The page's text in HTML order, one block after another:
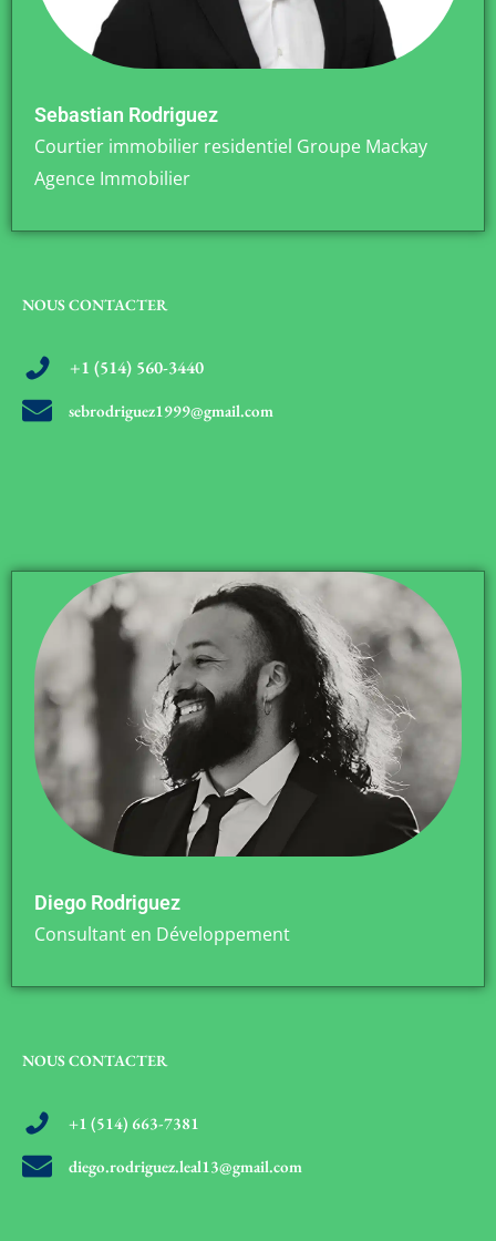
Sebastian Rodriguez
Courtier immobilier residentiel Groupe Mackay
Agence Immobilier
NOUS CONTACTER
+1 (514) 560-3440
sebrodriguez1999@gmail.com
Diego Rodriguez
Consultant en Développement
NOUS CONTACTER
+1 (514) 663-7381
diego.rodriguez.leal13@gmail.com